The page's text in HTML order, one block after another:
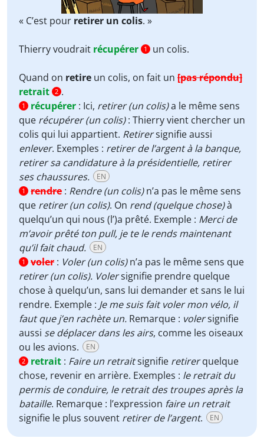
« C’est pour retirer un colis. »
Thierry voudrait récupérer 1 un colis.
Quand on retire un colis, on fait un [pas répondu]
retrait 2 .
1 récupérer : Ici, retirer (un colis)a le même sens
que récupérer (un colis): Thierry vient chercher un
colis qui lui appartient. Retirersignifie aussi
enlever. Exemples : retirer de l’argent à la banque,
retirer sa candidature à la présidentielle, retirer
ses chaussures.
EN
1 rendre : Rendre (un colis)n’a pas le même sens
que retirer (un colis). On rend (quelque chose)à
quelqu’un qui nous (l’)a prêté. Exemple : Merci de
m’avoir prêté ton pull, je te le rends maintenant
qu’il fait chaud.
EN
1 voler : Voler (un colis)n’a pas le même sens que
retirer (un colis). Volersignifie prendre quelque
chose à quelqu’un, sans lui demander et sans le lui
rendre. Exemple : Je me suis fait voler mon vélo, il
faut que j’en rachète un. Remarque : volersignifie
aussi se déplacer dans les airs, comme les oiseaux
ou les avions.
EN
2 retrait : Faire un retraitsignifie retirerquelque
chose, revenir en arrière. Exemples : le retrait du
permis de conduire, le retrait des troupes après la
bataille. Remarque : l’expression faire un retrait
signifie le plus souvent retirer de l’argent. EN